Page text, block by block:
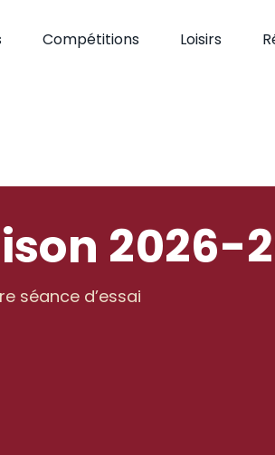
Compétitions Loisirs
2026-
séance d’essai